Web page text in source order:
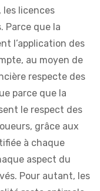
les licences
Parce que la
l’application des
au moyen de
respecte des
parce que la
le respect des
grâce aux
à chaque
aspect du
Pour autant, les